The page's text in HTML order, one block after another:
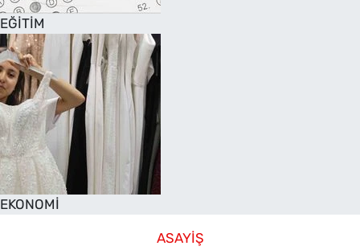
EĞİTİM
EKONOMİ
ASAYİŞ